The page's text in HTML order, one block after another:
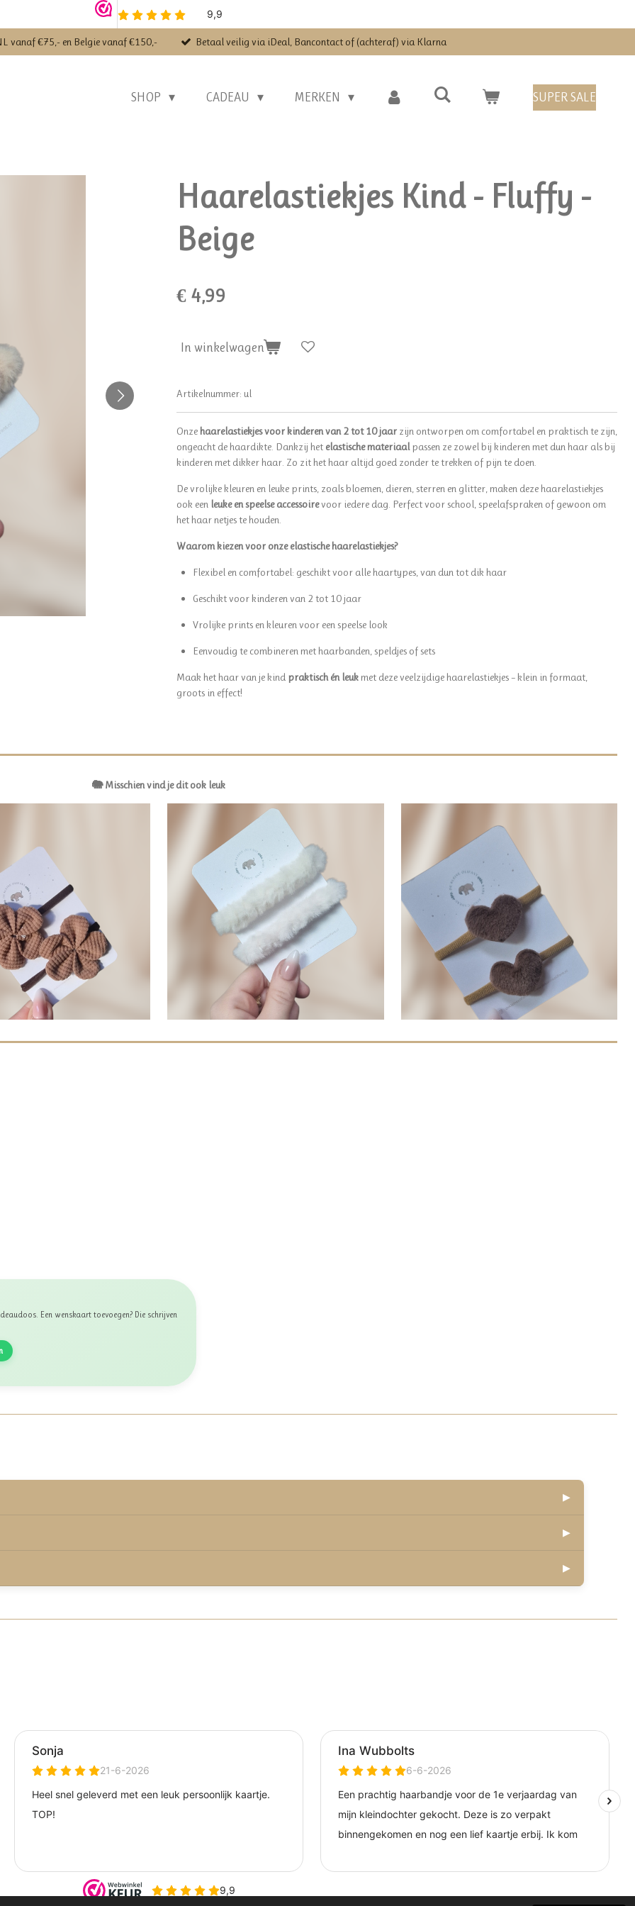
vanaf €75,- en Belgie vanaf €150,- Betaal veilig via iDeal, Bancontact of (achteraf) via Klarna
SHOP CADEAU MERKEN SUPER SALE
Haarelastiekjes Kind - Fluffy -
Beige
€ 4,99
In winkelwagen
Artikelnummer: ul
Onze haarelastiekjes voor kinderen van 2 tot 10 jaar zijn ontworpen om comfortabel en praktisch te zijn,
ongeacht de haardikte. Dankzij het elastische materiaalpassen ze zowel bij kinderen met dun haar als bij
kinderen met dikker haar. Zo zit het haar altijd goed zonder te trekken of pijn te doen.
De vrolijke kleuren en leuke prints, zoals bloemen, dieren, sterren en glitter, maken deze haarelastiekjes
ook een leuke en speelse accessoirevoor iedere dag. Perfect voor school, speelafspraken of gewoon om
het haar netjes te houden.
Waarom kiezen voor onze elastische haarelastiekjes?
Flexibel en comfortabel: geschikt voor alle haartypes, van dun tot dik haar
Geschikt voor kinderen van 2 tot 10 jaar
Vrolijke prints en kleuren voor een speelse look
Eenvoudig te combineren met haarbanden, speldjes of sets
Maak het haar van je kind praktisch én leuk met deze veelzijdige haarelastiekjes – klein in formaat,
groots in effect!
🐘 Misschien vind je dit ook leuk
Een wenskaart toevoegen? Die schrijven
▶
▶
▶